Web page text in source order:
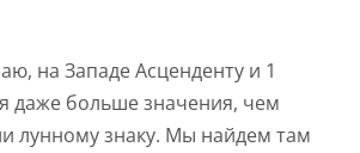
на Западе Асценденту и 1
даже больше значения, чем
лунному знаку. Мы найдем там